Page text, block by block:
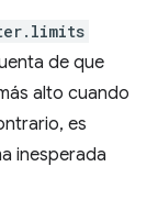
de que
alto cuando
es
inesperada